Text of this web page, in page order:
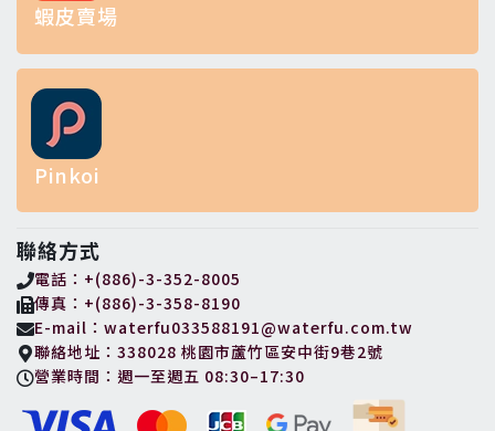
蝦皮賣場
Pinkoi
聯絡方式
電話：+(886)-3-352-8005
傳真：+(886)-3-358-8190
E-mail：waterfu033588191@waterfu.com.tw
聯絡地址：338028 桃園市蘆竹區安中街9巷2號
營業時間：週一至週五 08:30–17:30